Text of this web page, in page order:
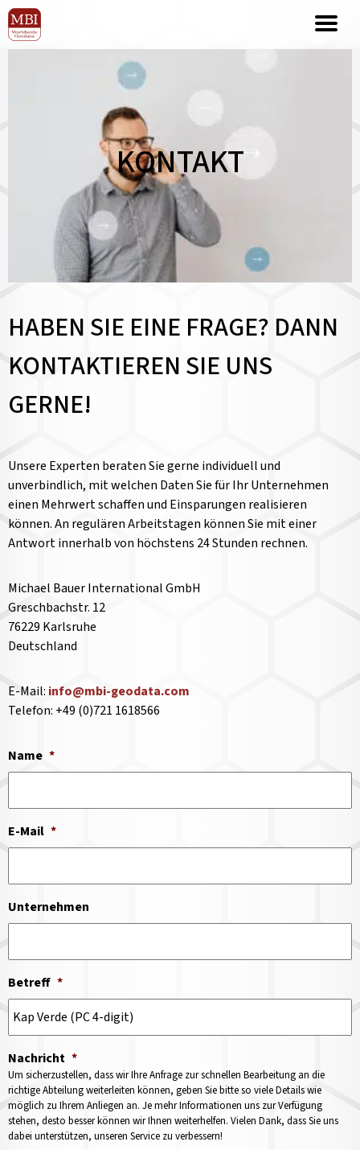
KONTAKT
HABEN SIE EINE FRAGE? DANN
KONTAKTIEREN SIE UNS
GERNE!
Unsere Experten beraten Sie gerne individuell und
unverbindlich, mit welchen Daten Sie für Ihr Unternehmen
einen Mehrwert schaffen und Einsparungen realisieren
können. An regulären Arbeitstagen können Sie mit einer
Antwort innerhalb von höchstens 24 Stunden rechnen.
Michael Bauer International GmbH
Greschbachstr. 12
76229 Karlsruhe
Deutschland
E-Mail: info@mbi-geodata.com
Telefon: +49 (0)721 1618566
Name *
E-Mail *
Unternehmen
Betreff *
Nachricht *
Um sicherzustellen, dass wir Ihre Anfrage zur schnellen Bearbeitung an die
richtige Abteilung weiterleiten können, geben Sie bitte so viele Details wie
möglich zu Ihrem Anliegen an. Je mehr Informationen uns zur Verfügung
stehen, desto besser können wir Ihnen weiterhelfen. Vielen Dank, dass Sie uns
dabei unterstützen, unseren Service zu verbessern!